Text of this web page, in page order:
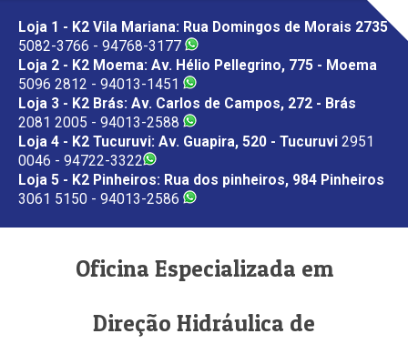
Loja 1 - K2 Vila Mariana: Rua Domingos de Morais 2735
5082-3766 - 94768-3177
Loja 2 - K2 Moema: Av. Hélio Pellegrino, 775 - Moema
5096 2812 - 94013-1451
Loja 3 - K2 Brás: Av. Carlos de Campos, 272 - Brás
2081 2005 - 94013-2588
Loja 4 - K2 Tucuruvi: Av. Guapira, 520 - Tucuruvi 2951
0046 - 94722-3322
Loja 5 - K2 Pinheiros: Rua dos pinheiros, 984 Pinheiros
3061 5150 - 94013-2586
Oficina Especializada em
Direção Hidráulica de